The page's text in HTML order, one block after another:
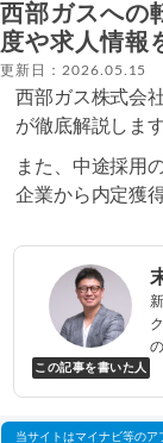
西部ガスへの
度や求人情報
更新日：2026.05.15
西部ガス株式会
が徹底解説します
また、中途採用
企業から内定獲
この記事を書いた人
当サイトはマイナビ等の